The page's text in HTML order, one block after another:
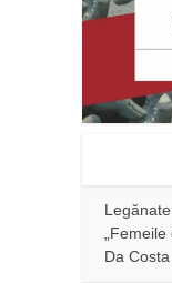
Da